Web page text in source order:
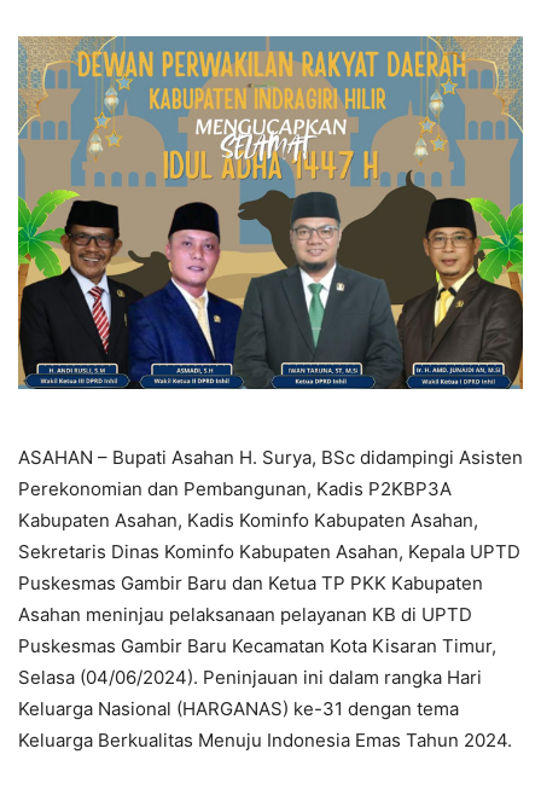
ASAHAN – Bupati Asahan H. Surya, BSc didampingi Asisten
Perekonomian dan Pembangunan, Kadis P2KBP3A
Kabupaten Asahan, Kadis Kominfo Kabupaten Asahan,
Sekretaris Dinas Kominfo Kabupaten Asahan, Kepala UPTD
Puskesmas Gambir Baru dan Ketua TP PKK Kabupaten
Asahan meninjau pelaksanaan pelayanan KB di UPTD
Puskesmas Gambir Baru Kecamatan Kota Kisaran Timur,
Selasa (04/06/2024). Peninjauan ini dalam rangka Hari
Keluarga Nasional (HARGANAS) ke-31 dengan tema
Keluarga Berkualitas Menuju Indonesia Emas Tahun 2024.